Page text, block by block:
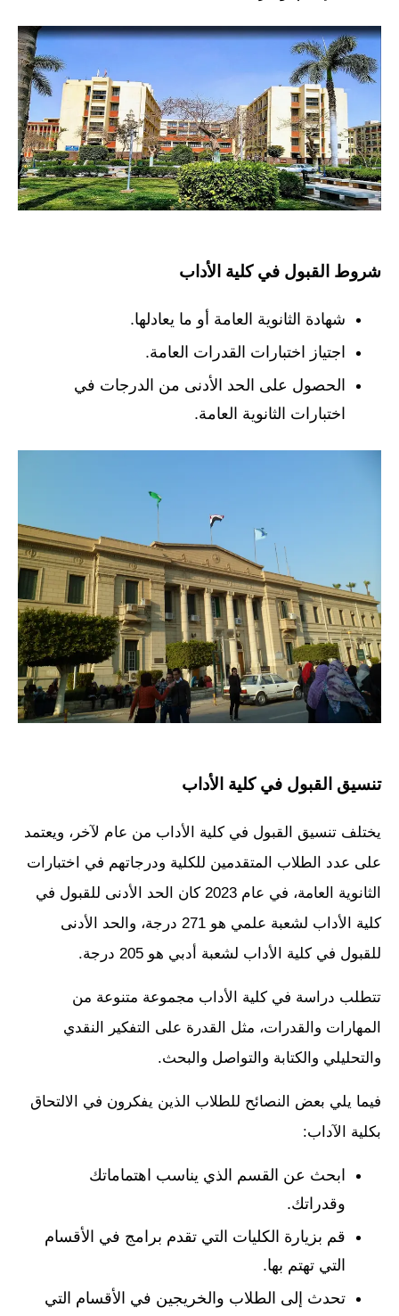
شروط القبول في كلية الأداب
شهادة الثانوية العامة أو ما يعادلها.
اجتياز اختبارات القدرات العامة.
الحصول على الحد الأدنى من الدرجات في
اختبارات الثانوية العامة.
تنسيق القبول في كلية الأداب
يختلف تنسيق القبول في كلية الأداب من عام لآخر، ويعتمد
على عدد الطلاب المتقدمين للكلية ودرجاتهم في اختبارات
الثانوية العامة، في عام 2023 كان الحد الأدنى للقبول في
كلية الأداب لشعبة علمي هو 271 درجة، والحد الأدنى
للقبول في كلية الأداب لشعبة أدبي هو 205 درجة.
تتطلب دراسة في كلية الأداب مجموعة متنوعة من
المهارات والقدرات، مثل القدرة على التفكير النقدي
والتحليلي والكتابة والتواصل والبحث.
فيما يلي بعض النصائح للطلاب الذين يفكرون في الالتحاق
بكلية الآداب:
ابحث عن القسم الذي يناسب اهتماماتك
وقدراتك.
قم بزيارة الكليات التي تقدم برامج في الأقسام
التي تهتم بها.
تحدث إلى الطلاب والخريجين في الأقسام التي